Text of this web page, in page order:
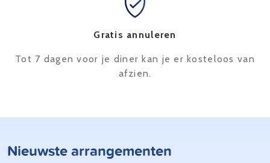
Gratis annuleren
Tot 7 dagen voor je diner kan je er kosteloos van
afzien.
Nieuwste arrangementen